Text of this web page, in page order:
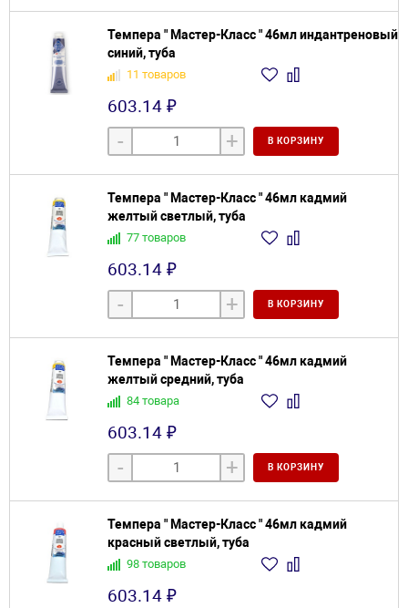
Темпера " Мастер-Класс " 46мл индантреновый
синий, туба
11 товаров
603.14 ₽
- + В КОРЗИНУ
Темпера " Мастер-Класс " 46мл кадмий
желтый светлый, туба
77 товаров
603.14 ₽
- + В КОРЗИНУ
Темпера " Мастер-Класс " 46мл кадмий
желтый средний, туба
84 товара
603.14 ₽
- + В КОРЗИНУ
Темпера " Мастер-Класс " 46мл кадмий
красный светлый, туба
98 товаров
603.14 ₽